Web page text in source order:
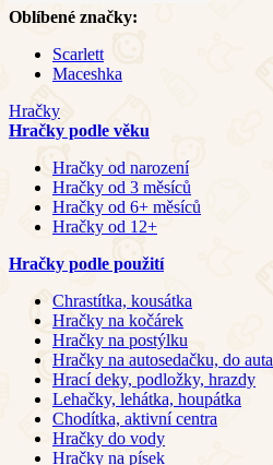
Oblíbené značky:
Scarlett
Maceshka
Hračky
Hračky podle věku
Hračky od narození
Hračky od 3 měsíců
Hračky od 6+ měsíců
Hračky od 12+
Hračky podle použití
Chrastítka, kousátka
Hračky na kočárek
Hračky na postýlku
Hračky na autosedačku, do auta
Hrací deky, podložky, hrazdy
Lehačky, lehátka, houpátka
Chodítka, aktivní centra
Hračky do vody
Hračky na písek